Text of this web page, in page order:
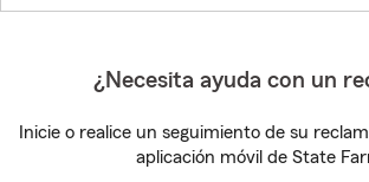
¿Necesita ayuda con un
Inicie o realice un seguimiento de su
aplicación móvil de State